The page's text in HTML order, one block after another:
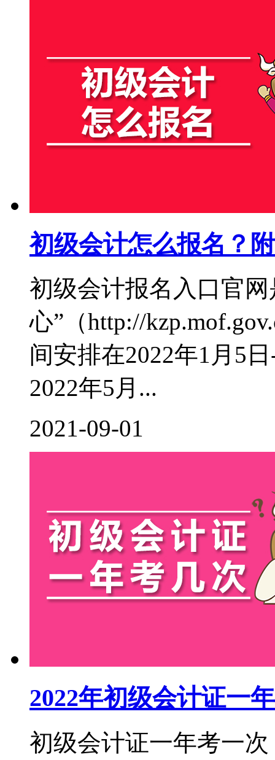
初级会计怎么报名？
初级会计报名入口官
心”（http://
间安排在2022年1月5
2022年5月...
2021-09-01
2022年初级会计证一
初级会计证一年考一